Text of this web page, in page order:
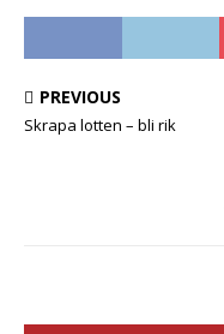
PREVIOUS
Skrapa lotten – bli rik